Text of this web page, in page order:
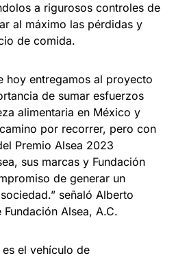
a rigurosos controles de
al máximo las pérdidas y
de comida.
hoy entregamos al proyecto
de sumar esfuerzos
alimentaria en México y
por recorrer, pero con
Premio Alsea 2023
sus marcas y Fundación
de generar un
señaló Alberto
Alsea, A.C.
es el vehículo de